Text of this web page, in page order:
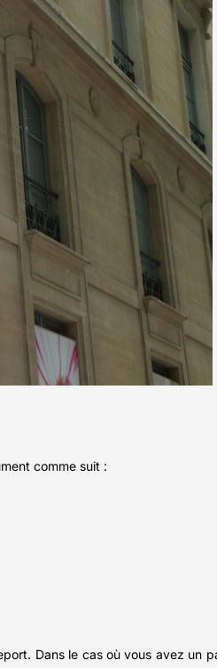
comme suit :
Dans le cas où vous avez un